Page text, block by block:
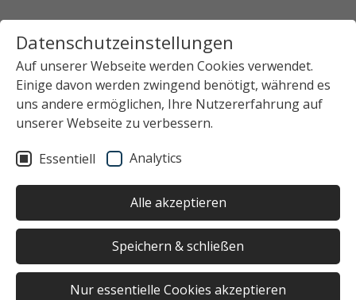
Datenschutzeinstellungen
Auf unserer Webseite werden Cookies verwendet.
Einige davon werden zwingend benötigt, während es
uns andere ermöglichen, Ihre Nutzererfahrung auf
unserer Webseite zu verbessern.
Essentiell Analytics
Alle akzeptieren
Speichern & schließen
Nur essentielle Cookies akzeptieren